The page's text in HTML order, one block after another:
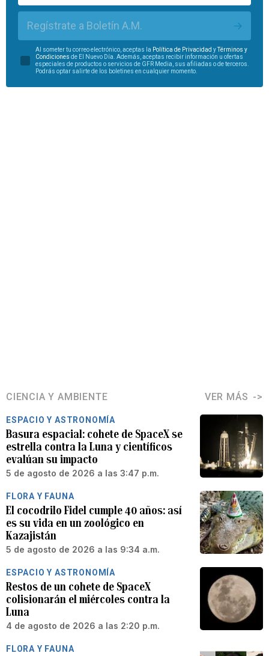
Regístrate a Boletín A.M.
Al someter tu correo electrónico, aceptas la Política de Privacidad yTérminos y
Condiciones de El Nuevo Día. Además, aceptas recibir información u ofertas
especiales de productos o servicios de GFR Media, sus afiliadas o de terceros.
Podrás optar salirte de los boletines en cualquier momento.
CIENCIA Y AMBIENTE VER MÁS
ESPACIO Y ASTRONOMÍA
Basura espacial: cohete de SpaceX se
estrella contra la Luna y científicos
evalúan su impacto
5 de agosto de 2026 a las 3:47 p.m.
FLORA Y FAUNA
El cocodrilo Fidel cumple 40 años: así
es su vida en un zoológico en
Kazajistán
5 de agosto de 2026 a las 9:34 a.m.
ESPACIO Y ASTRONOMÍA
Restos de un cohete de SpaceX
colisionarán el miércoles contra la
Luna
4 de agosto de 2026 a las 2:20 p.m.
FLORA Y FAUNA